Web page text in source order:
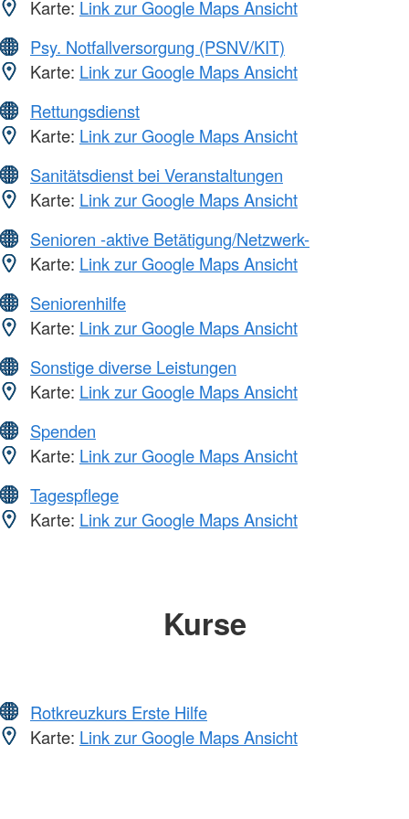
Karte: Link zur Google Maps Ansicht
Psy. Notfallversorgung (PSNV/KIT)
Karte: Link zur Google Maps Ansicht
Rettungsdienst
Karte: Link zur Google Maps Ansicht
Sanitätsdienst bei Veranstaltungen
Karte: Link zur Google Maps Ansicht
Senioren -aktive Betätigung/Netzwerk-
Karte: Link zur Google Maps Ansicht
Seniorenhilfe
Karte: Link zur Google Maps Ansicht
Sonstige diverse Leistungen
Karte: Link zur Google Maps Ansicht
Spenden
Karte: Link zur Google Maps Ansicht
Tagespflege
Karte: Link zur Google Maps Ansicht
Kurse
Rotkreuzkurs Erste Hilfe
Karte: Link zur Google Maps Ansicht